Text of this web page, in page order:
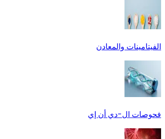
الفيتامينات والمعادن
فحوصات ال-دي أن إي